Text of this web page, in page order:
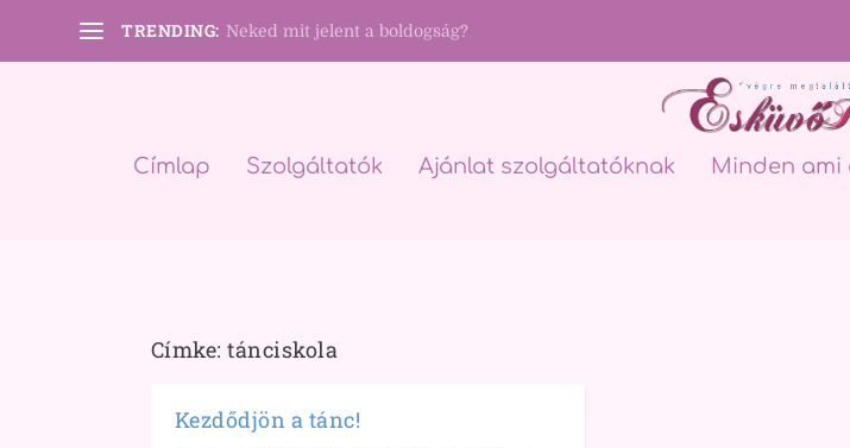
TRENDING: Neked mit jelent a boldogság?
Címlap Szolgáltatók Ajánlat szolgáltatóknak Minden ami
Címke: tánciskola
Kezdődjön a tánc!